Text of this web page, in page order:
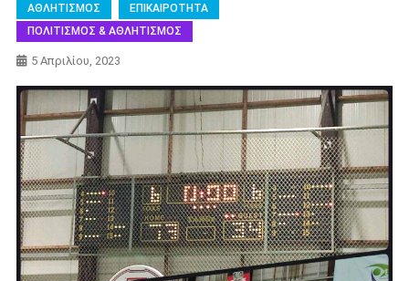
ΑΘΛΗΤΙΣΜΟΣ
ΕΠΙΚΑΙΡΟΤΗΤΑ
ΠΟΛΙΤΙΣΜΟΣ & ΑΘΛΗΤΙΣΜΟΣ
5 Απριλίου, 2023